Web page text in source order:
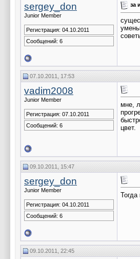
sergey_don
Junior Member
Регистрация: 04.10.2011
Сообщений: 6
за
07.10.2011, 17:53
vadim2008
Junior Member
Регистрация: 07.10.2011
Сообщений: 6
мне,
цвет.
09.10.2011, 15:47
sergey_don
Junior Member
Регистрация: 04.10.2011
Сообщений: 6
09.10.2011, 22:45